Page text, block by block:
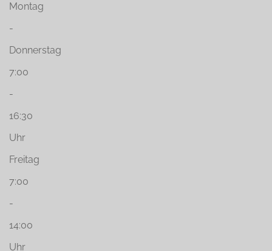
Montag
-
Donnerstag
7:00
-
16:30
Uhr
Freitag
7:00
-
14:00
Uhr